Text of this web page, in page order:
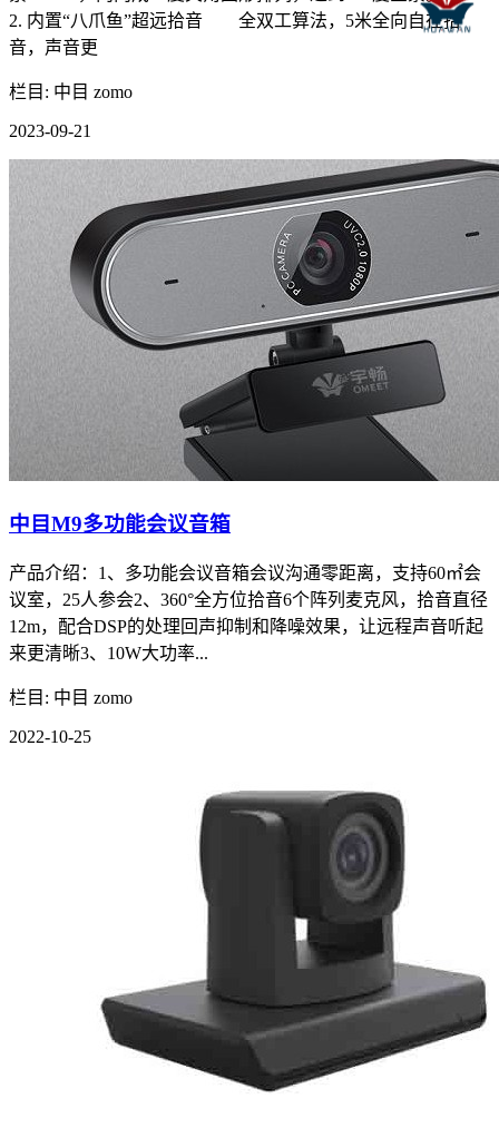
2. 内置“八爪鱼”超远拾音 全双工算法，5米全向自在拾
音，声音更
栏目: 中目 zomo
2023-09-21
中目M9多功能会议音箱
产品介绍：1、多功能会议音箱会议沟通零距离，支持60㎡会
议室，25人参会2、360°全方位拾音6个阵列麦克风，拾音直径
12m，配合DSP的处理回声抑制和降噪效果，让远程声音听起
来更清晰3、10W大功率...
栏目: 中目 zomo
2022-10-25